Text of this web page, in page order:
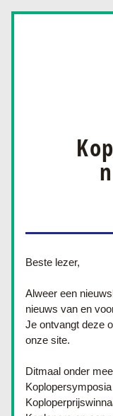
Beste lezer,
Alweer een
nieuws van en
Je ontvangt deze
onze site.
Ditmaal onder